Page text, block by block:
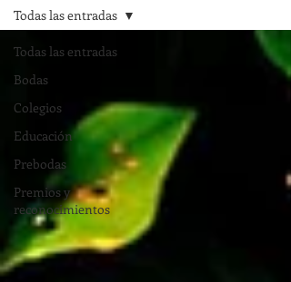
Todas las entradas
Bodas
Colegios
Educación
Prebodas
Premios y
reconocimientos
Todas las entradas